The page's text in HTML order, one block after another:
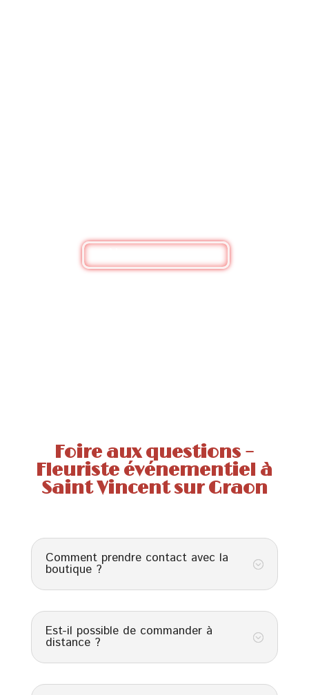
Foire aux questions –
Fleuriste événementiel à
Saint Vincent sur Graon
;
Comment prendre contact avec la
boutique ?
;
Est-il possible de commander à
distance ?